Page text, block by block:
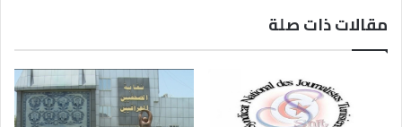
مقالات ذات صلة